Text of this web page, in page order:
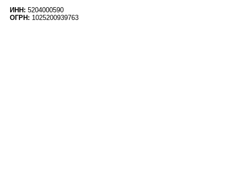
ИНН: 5204000590
ОГРН: 1025200939763